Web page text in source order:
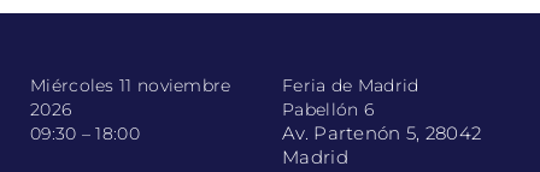
Miércoles 11 noviembre
2026
09:30 – 18:00
Feria de Madrid
Pabellón 6
Av. Partenón 5, 28042
Madrid